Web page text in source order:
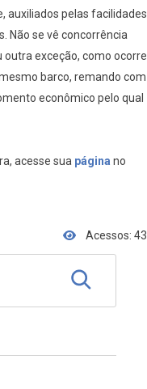
auxiliados pelas facilidades
Não se vê concorrência
exceção, como ocorre
barco, remando com
econômico pelo qual
acesse sua página no
Acessos: 43